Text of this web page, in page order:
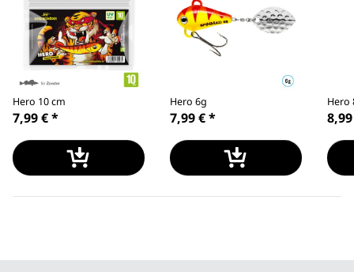
Hero 10 cm
7,99 €*
Hero 6g
7,99 €*
Hero